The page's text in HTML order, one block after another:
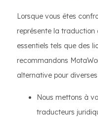
Lorsque vous êtes
représente la traduction
essentiels tels que des
recommandons
alternative pour
Nous mettons à
traducteurs